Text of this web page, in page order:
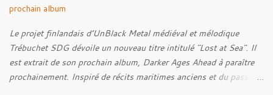
découvrir ci-dessous :
prochain album
Le projet finlandais d’UnBlack Metal médiéval et mélodique
Trébuchet SDG dévoile un nouveau titre intitulé "Lost at Sea". Il
est extrait de son prochain album, Darker Ages Ahead à paraître
prochainement. Inspiré de récits maritimes anciens et du passage